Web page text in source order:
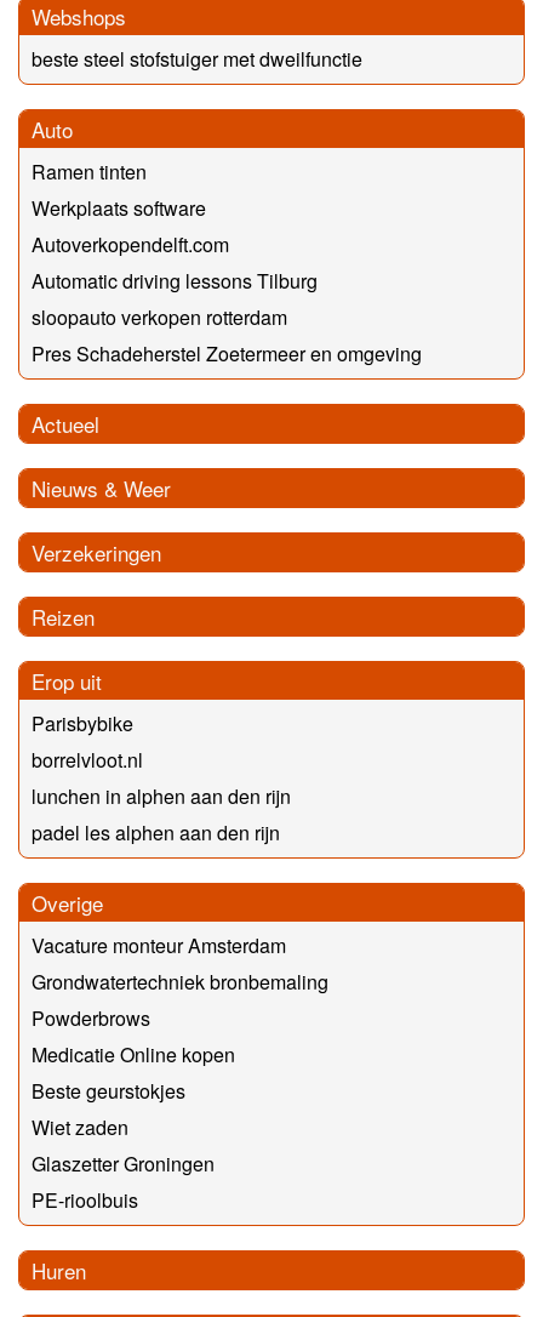
Webshops
beste steel stofstuiger met dweilfunctie
Auto
Ramen tinten
Werkplaats software
Autoverkopendelft.com
Automatic driving lessons Tilburg
sloopauto verkopen rotterdam
Pres Schadeherstel Zoetermeer en omgeving
Actueel
Nieuws & Weer
Verzekeringen
Reizen
Erop uit
Parisbybike
borrelvloot.nl
lunchen in alphen aan den rijn
padel les alphen aan den rijn
Overige
Vacature monteur Amsterdam
Grondwatertechniek bronbemaling
Powderbrows
Medicatie Online kopen
Beste geurstokjes
Wiet zaden
Glaszetter Groningen
PE-rioolbuis
Huren